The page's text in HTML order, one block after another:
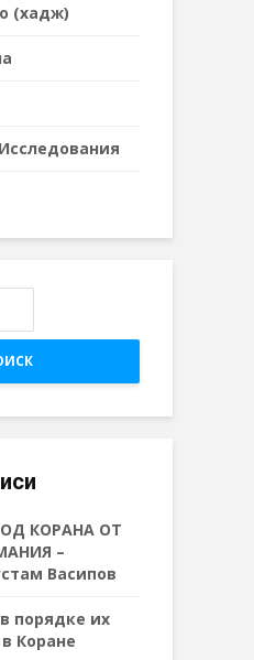
(хадж)
КОРАНА ОТ
–
Васипов
порядке их
Коране